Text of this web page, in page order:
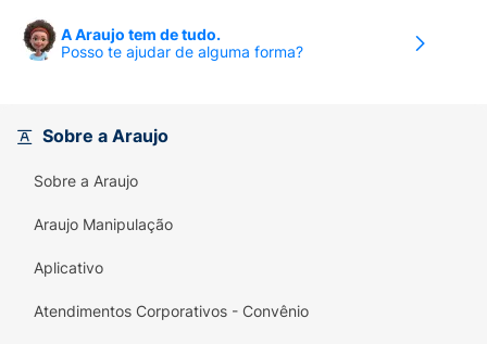
A Araujo tem de tudo.
Posso te ajudar de alguma forma?
Sobre a Araujo
Sobre a Araujo
Araujo Manipulação
Aplicativo
Atendimentos Corporativos - Convênio